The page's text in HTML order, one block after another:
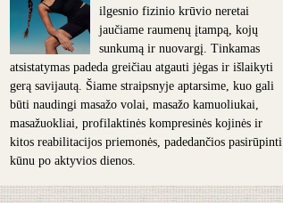
ilgesnio fizinio krūvio neretai
jaučiame raumenų įtampą, kojų
sunkumą ir nuovargį. Tinkamas
atsistatymas padeda greičiau atgauti jėgas ir išlaikyti
gerą savijautą. Šiame straipsnyje aptarsime, kuo gali
būti naudingi masažo volai, masažo kamuoliukai,
masažuokliai, profilaktinės kompresinės kojinės ir
kitos reabilitacijos priemonės, padedančios pasirūpinti
kūnu po aktyvios dienos.